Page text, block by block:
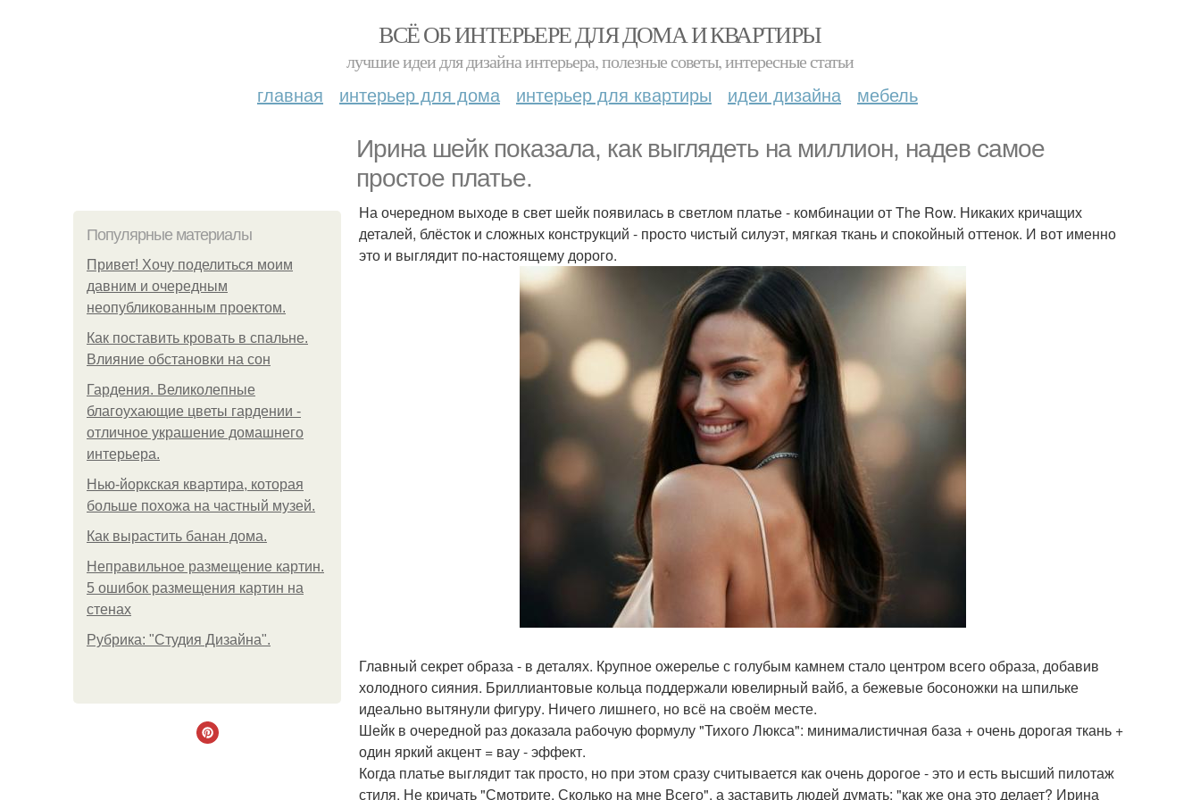
ВСЁ ОБ ИНТЕРЬЕРЕ ДЛЯ ДОМА И КВАРТИРЫ
лучшие идеи для дизайна интерьера, полезные советы, интересные статьи
главная интерьер для дома интерьер для квартиры идеи дизайна мебель
Ирина шейк показала, как выглядеть на миллион, надев самое
простое платье.
Популярные материалы
Привет! Хочу поделиться моим
давним и очередным
неопубликованным проектом.
Как поставить кровать в спальне.
Влияние обстановки на сон
Гардения. Великолепные
благоухающие цветы гардении -
отличное украшение домашнего
интерьера.
Нью-йоркская квартира, которая
больше похожа на частный музей.
Как вырастить банан дома.
Неправильное размещение картин.
5 ошибок размещения картин на
стенах
Рубрика: "Студия Дизайна".
На очередном выходе в свет шейк появилась в светлом платье - комбинации от The Row. Никаких кричащих
деталей, блёсток и сложных конструкций - просто чистый силуэт, мягкая ткань и спокойный оттенок. И вот именно
это и выглядит по-настоящему дорого.
Главный секрет образа - в деталях. Крупное ожерелье с голубым камнем стало центром всего образа, добавив
холодного сияния. Бриллиантовые кольца поддержали ювелирный вайб, а бежевые босоножки на шпильке
идеально вытянули фигуру. Ничего лишнего, но всё на своём месте.
Шейк в очередной раз доказала рабочую формулу "Тихого Люкса": минималистичная база + очень дорогая ткань +
один яркий акцент = вау - эффект.
Когда платье выглядит так просто, но при этом сразу считывается как очень дорогое - это и есть высший пилотаж
стиля. Не кричать "Смотрите, Сколько на мне Всего", а заставить людей думать: "как же она это делает? Ирина